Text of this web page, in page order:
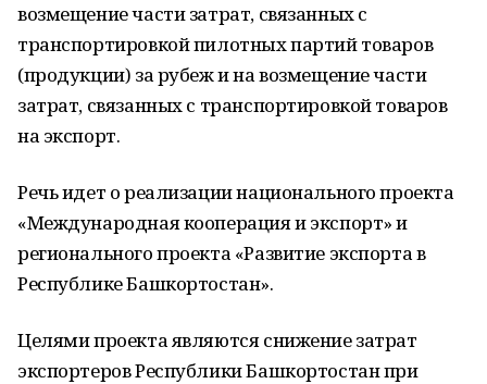
возмещение части затрат, связанных с
транспортировкой пилотных партий товаров
(продукции) за рубеж и на возмещение части
затрат, связанных с транспортировкой товаров
на экспорт.
Речь идет о реализации национального проекта
«Международная кооперация и экспорт» и
регионального проекта «Развитие экспорта в
Республике Башкортостан».
Целями проекта являются снижение затрат
экспортеров Республики Башкортостан при